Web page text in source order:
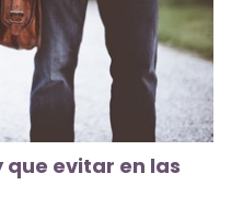
que evitar en las